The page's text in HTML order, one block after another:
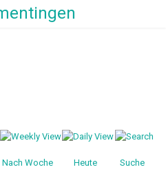
Nach Woche Heute Suche